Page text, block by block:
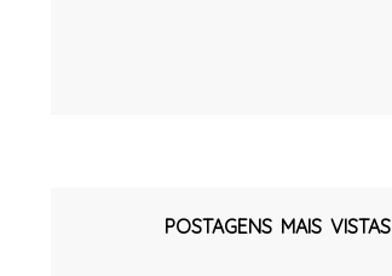
POSTAGENS MAIS VISTAS